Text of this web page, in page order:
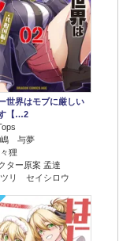
世界はモブに厳しい
【…2
嶋 与夢
狸
ター原案 孟達
リ セイシロウ